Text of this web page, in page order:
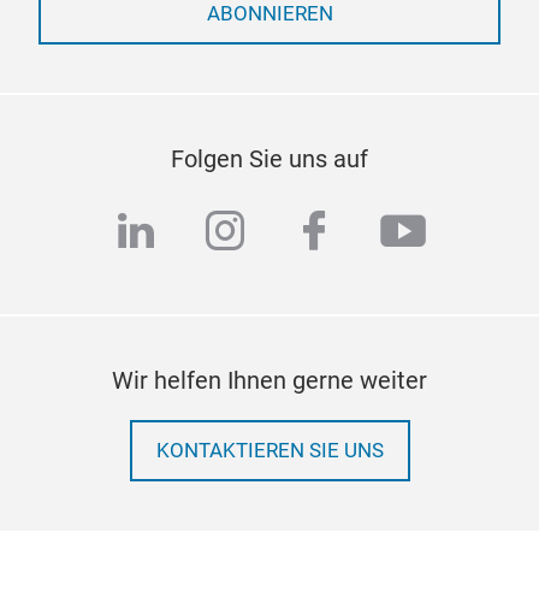
ABONNIEREN
Folgen Sie uns auf
linkedininstagram
facebook
Wir helfen Ihnen gerne weiter
KONTAKTIEREN SIE UNS